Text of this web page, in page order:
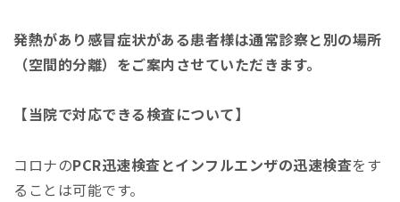
発熱があり感冒症状がある患者様は通常診察と別の場所
（空間的分離）をご案内させていただきます。
【当院で対応できる検査について】
コロナのPCR迅速検査とインフルエンザの迅速検査をす
ることは可能です。